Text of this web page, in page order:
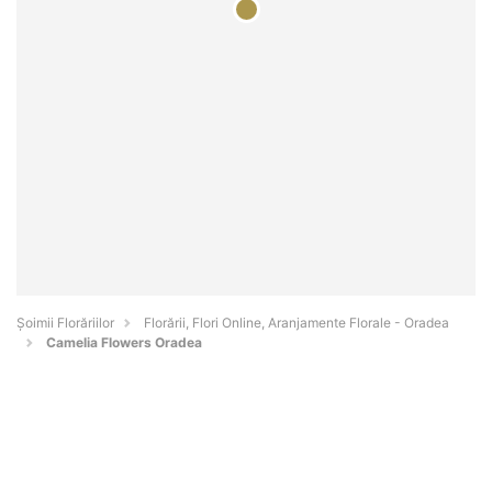
Șoimii Florăriilor
Florării, Flori Online, Aranjamente Florale - Oradea
Camelia Flowers Oradea